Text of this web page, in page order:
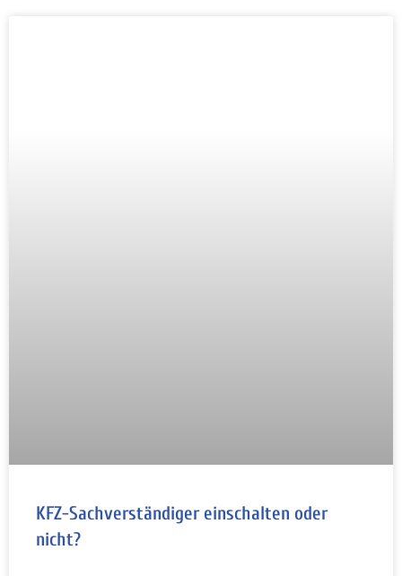
KFZ-Sachverständiger einschalten oder
nicht?